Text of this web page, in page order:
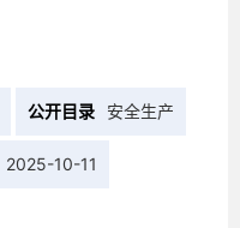
公开目录 安全生产
2025-10-11